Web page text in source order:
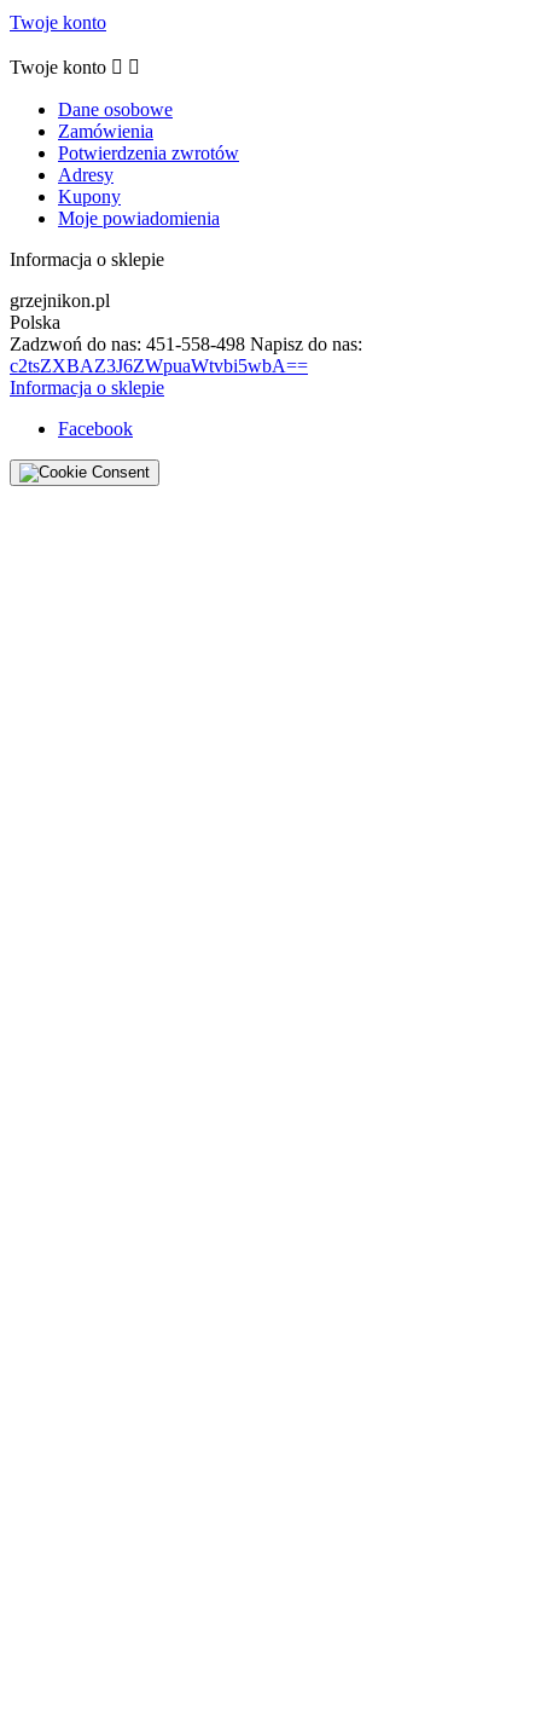
Twoje konto
Twoje konto  
Dane osobowe
Zamówienia
Potwierdzenia zwrotów
Adresy
Kupony
Moje powiadomienia
Informacja o sklepie
grzejnikon.pl
Polska
Zadzwoń do nas: 451-558-498 Napisz do nas:
c2tsZXBAZ3J6ZWpuaWtvbi5wbA==
Informacja o sklepie
Facebook